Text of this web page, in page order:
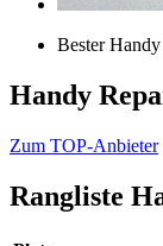
Bester
Handy
Zum TOP-Anbieter
Rangliste